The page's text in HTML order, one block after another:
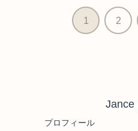
1 2
Jance
プロフィール